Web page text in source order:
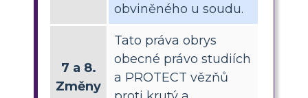
obviněného u soudu.
7 a 8.
Změny
Tato práva obrys
obecné právo studiích
a PROTECT vězňů